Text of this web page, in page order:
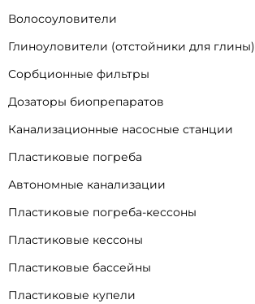
Волосоуловители
Глиноуловители (отстойники для глины)
Сорбционные фильтры
Дозаторы биопрепаратов
Канализационные насосные станции
Пластиковые погреба
Автономные канализации
Пластиковые погреба-кессоны
Пластиковые кессоны
Пластиковые бассейны
Пластиковые купели